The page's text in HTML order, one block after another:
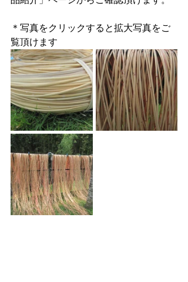
＊写真をクリックすると拡大写真をご
覧頂けます